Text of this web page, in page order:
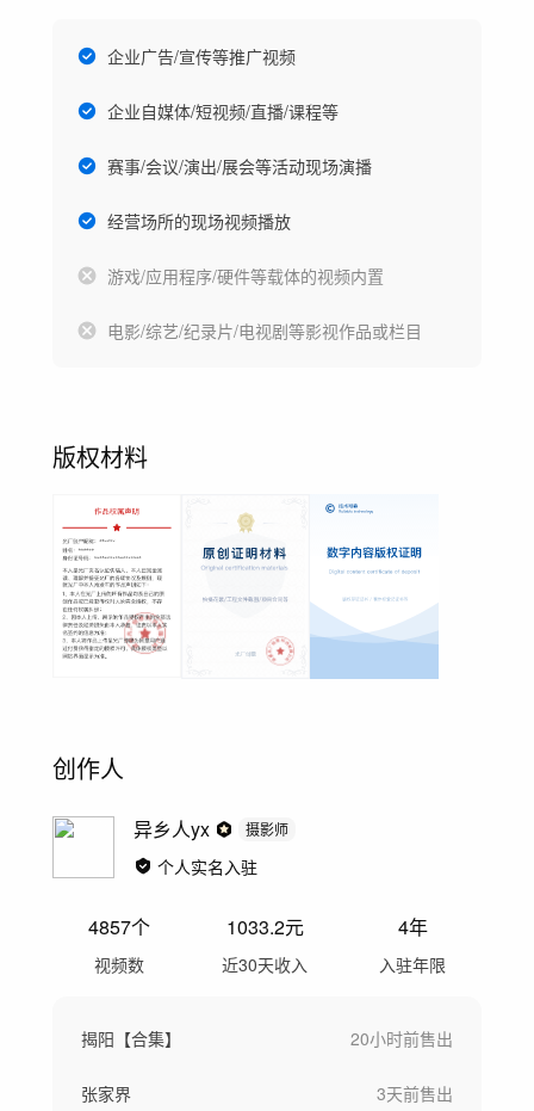
企业广告/宣传等推广视频
企业自媒体/短视频/直播/课程等
赛事/会议/演出/展会等活动现场演播
经营场所的现场视频播放
游戏/应用程序/硬件等载体的视频内置
电影/综艺/纪录片/电视剧等影视作品或栏目
版权材料
创作人
异乡人yx 摄影师
个人实名入驻
4857个
视频数
1033.2元
近30天收入
4年
入驻年限
揭阳【合集】 20小时前售出
张家界 3天前售出